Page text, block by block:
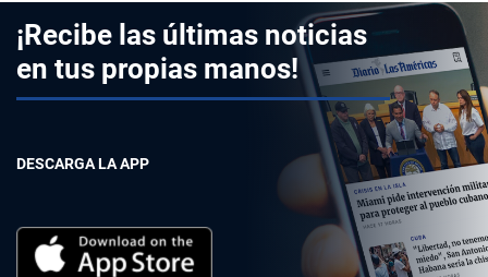
¡Recibe las últimas noticias
en tus propias manos!
DESCARGA LA APP